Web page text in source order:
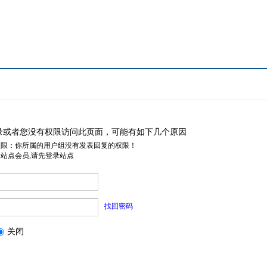
或者您没有权限访问此页面，可能有如下几个原因
：你所属的用户组没有发表回复的权限！
点会员,请先登录站点
找回密码
关闭